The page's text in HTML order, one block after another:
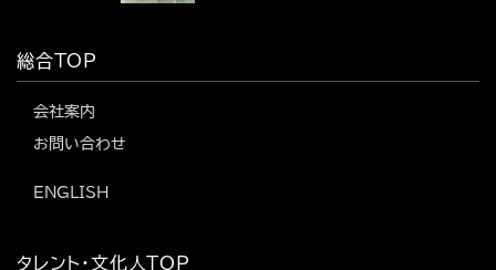
総合TOP
会社案内
お問い合わせ
ENGLISH
タレント・文化人TOP